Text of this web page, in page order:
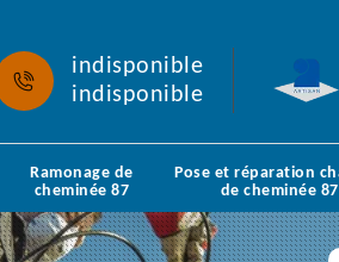
indisponible
indisponible
Ramonage de
cheminée 87
Pose et réparation
de cheminée 87